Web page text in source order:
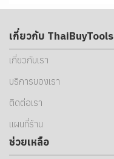
เกี่ยวกับ ThaiBuyTools
เกี่ยวกับเรา
บริการของเรา
ติดต่อเรา
แผนที่ร้าน
ช่วยเหลือ